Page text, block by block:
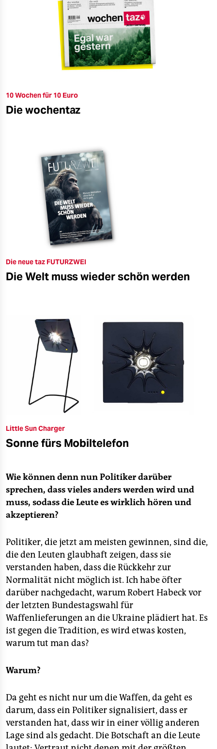
10 Wochen für 10 Euro
Die wochentaz
Die neue taz FUTURZWEI
Die Welt muss wieder schön werden
Little Sun Charger
Sonne fürs Mobiltelefon
Wie können denn nun Politiker darüber
sprechen, dass vieles anders werden wird und
muss, sodass die Leute es wirklich hören und
akzeptieren?
Politiker, die jetzt am meisten gewinnen, sind die,
die den Leuten glaubhaft zeigen, dass sie
verstanden haben, dass die Rückkehr zur
Normalität nicht möglich ist. Ich habe öfter
darüber nachgedacht, warum Robert Habeck vor
der letzten Bundestagswahl für
Waffenlieferungen an die Ukraine plädiert hat. Es
ist gegen die Tradition, es wird etwas kosten,
warum tut man das?
Warum?
Da geht es nicht nur um die Waffen, da geht es
darum, dass ein Politiker signalisiert, dass er
verstanden hat, dass wir in einer völlig anderen
Lage sind als gedacht. Die Botschaft an die Leute